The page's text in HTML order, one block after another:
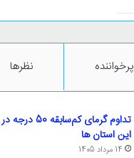
پرخواننده نظرها
تداوم گرمای کم‌سابقه 50 درجه در
این استان ها
14 مرداد 1405